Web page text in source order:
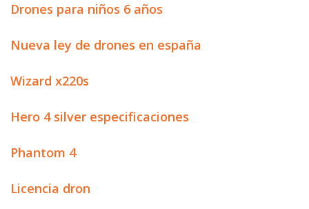
Drones para niños 6 años
Nueva ley de drones en españa
Wizard x220s
Hero 4 silver especificaciones
Phantom 4
Licencia dron